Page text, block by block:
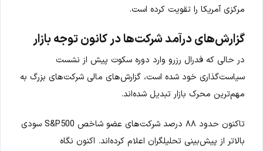
مرکزی آمریکا را تقویت کرده است.
گزارش‌های درآمد شرکت‌ها در کانون توجه بازار
در حالی که فدرال رزرو وارد دوره سکوت پیش از نشست
سیاست‌گذاری خود شده است، گزارش‌های مالی شرکت‌های بزرگ به
مهم‌ترین محرک بازار تبدیل شده‌اند.
تاکنون حدود ۸۸ درصد شرکت‌های عضو شاخص S&P500 سودی
بالاتر از پیش‌بینی تحلیلگران اعلام کرده‌اند. اکنون نگاه